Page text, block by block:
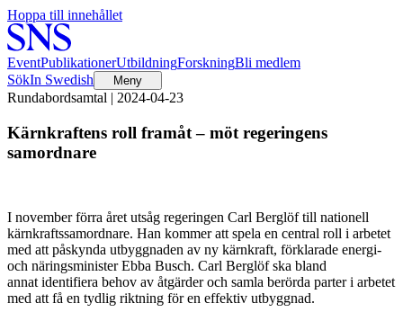
Hoppa till innehållet
EventPublikationerUtbildningForskningBli medlem
SökIn Swedish Meny
Rundabordsamtal | 2024-04-23
Kärnkraftens roll framåt – möt regeringens
samordnare
I november förra året utsåg regeringen Carl Berglöf till nationell
kärnkraftssamordnare. Han kommer att spela en central roll i arbetet
med att påskynda utbyggnaden av ny kärnkraft, förklarade energi-
och näringsminister Ebba Busch. Carl Berglöf ska bland
annat identifiera behov av åtgärder och samla berörda parter i arbetet
med att få en tydlig riktning för en effektiv utbyggnad.